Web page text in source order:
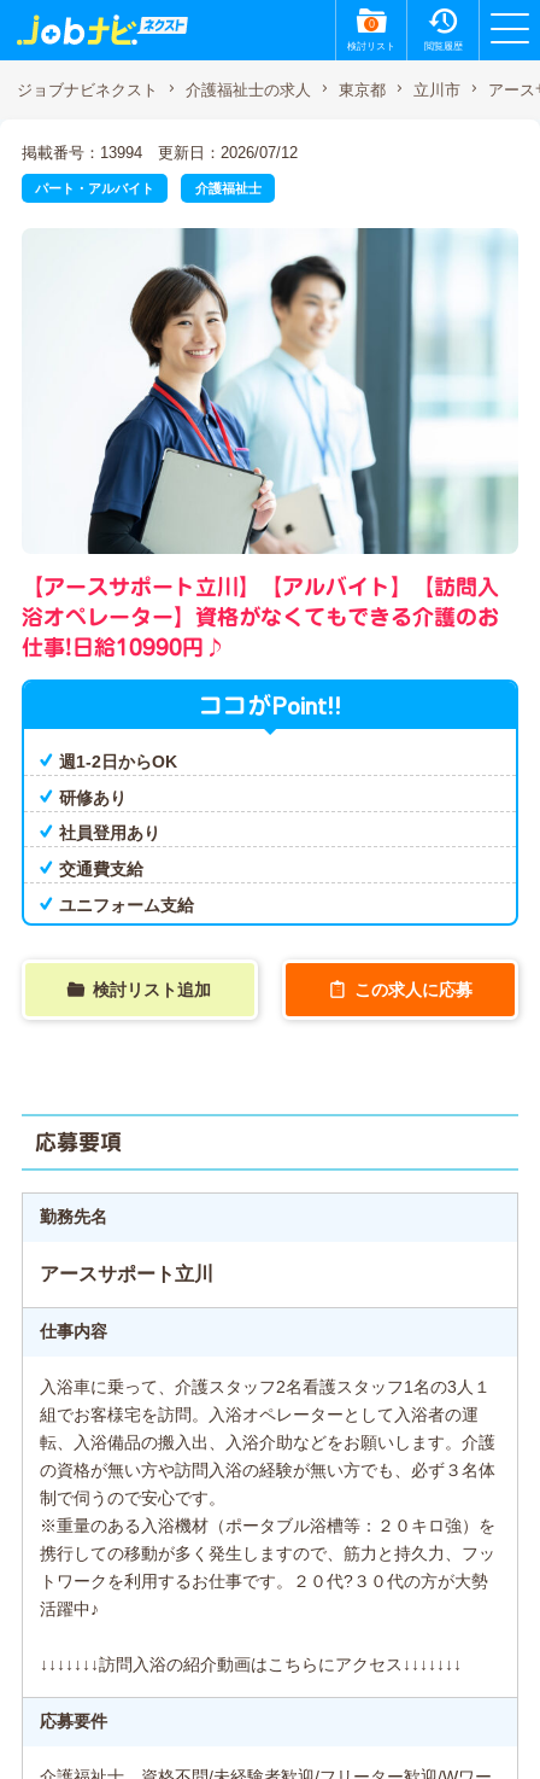
0
検討リスト 閲覧履歴
ジョブナビネクスト 介護福祉士の求人 東京都 立川市 アース
掲載番号：13994 更新日：2026/07/12
パート・アルバイト 介護福祉士
【アースサポート立川】【アルバイト】【訪問入
浴オペレーター】資格がなくてもできる介護のお
仕事!日給10990円♪
ココがPoint!!
週1-2日からOK
研修あり
社員登用あり
交通費支給
ユニフォーム支給
検討リスト追加 この求人に応募
応募要項
勤務先名
アースサポート立川
仕事内容
入浴車に乗って、介護スタッフ2名看護スタッフ1名の3人１
組でお客様宅を訪問。入浴オペレーターとして入浴者の運
転、入浴備品の搬入出、入浴介助などをお願いします。介護
の資格が無い方や訪問入浴の経験が無い方でも、必ず３名体
制で伺うので安心です。
※重量のある入浴機材（ポータブル浴槽等：２０キロ強）を
携行しての移動が多く発生しますので、筋力と持久力、フッ
トワークを利用するお仕事です。２０代?３０代の方が大勢
活躍中♪
↓↓↓↓↓↓↓訪問入浴の紹介動画はこちらにアクセス↓↓↓↓↓↓↓
応募要件